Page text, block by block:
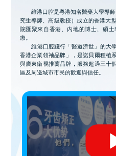
維港口腔是粵港知名醫藥大學導
究生導師、高級教授）成立的香港大
院匯聚來自香港、內地的博士、碩
療。
維港口腔踐行「醫道濟世」的大
香港企業領袖品牌」，是諾貝爾種植
與廣東衛視推薦品牌，服務超過三十
區及周邊城市市民的歡迎與信任。